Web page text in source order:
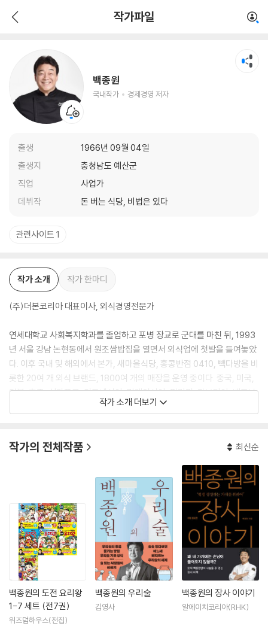
작가파일
백종원
국내작가 경제경영 저자
출생
1966년 09월 04일
출생지
충청남도 예산군
직업
사업가
데뷔작
돈 버는 식당, 비법은 있다
경제경영 저자
관련사이트 1
작가 소개 작가 한마디
(주)더본코리아 대표이사, 외식경영전문가
연세대학교 사회복지학과를 졸업하고 포병 장교로 군대를 마친 뒤, 1993
년 서울 강남 논현동에서 원조쌈밥집을 열면서 외식업에 첫발을 들여놓았
다. 이후 국내 및 해외에서 본가, 새마을식당, 홍콩반점 0410, 빽다방을 비
롯한 20여 개 외식 브랜드, 1800여 개의 매장을 운영 중이다. 중국, 미국,
일본, 호주, 싱가포르, 인도네시아, 말레이시아, 필리핀, 캄보디아, 베트남,
태국에도 진출해 한식을 세계에 널리 알리는 일에 힘쓰고 있다. 음식 문화
고 있다.
지은 책으로는 《백종원이 추천하는 집밥 메뉴 52》, 《백종원이 추천하는
집밥 메뉴 54》, 《백종원이 추천하는 집밥 메뉴55》, 《백종원이 추천하는
집밥 메뉴 56》, 《백종원이 추천하는 집밥 메뉴 애장판》, 《백종원의 혼밥
메뉴》, 《백종원의 장사 이야기》, 《무조건 성공하는 작은 식당》, 《초짜도
대박 나는 전문식당》, 《백종원의 식당 조리비책》, 《백종원의 肉(육)》 등
이 있다. 〈백종원의 도전 요리왕〉 시리즈는 백종원의 첫 요리 만화로, 각 나
라의 대표 음식을 통해 세계 여러 나라의 역사와 문화를 알아가는 책이다.
맛있는 음식이 지식과 연결되어 즐거운 책 읽기가 되길 바란다.
작가 소개 더보기
작가의 전체작품 최신순
백종원의 도전 요리왕
1-7 세트 (전7권)
위즈덤하우스(전집)
백종원의 우리술
김영사
백종원의 장사 이야기
알에이치코리아(RHK)